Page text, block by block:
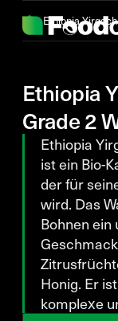
Ethiopia
Ethiopia
Grade 2
Ethiopia
ist ein Bio-
der für
wird. Das
Bohnen
Honig. Er
komplexe